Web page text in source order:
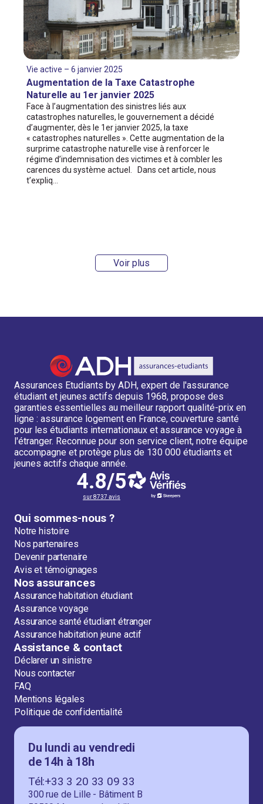
Vie active – 6 janvier 2025
Augmentation de la Taxe Catastrophe
Naturelle au 1er janvier 2025
Face à l’augmentation des sinistres liés aux
catastrophes naturelles, le gouvernement a décidé
d’augmenter, dès le 1er janvier 2025, la taxe
« catastrophes naturelles ». Cette augmentation de la
surprime catastrophe naturelle vise à renforcer le
régime d’indemnisation des victimes et à combler les
carences du système actuel. Dans cet article, nous
t’expliq…
Voir plus
Assurances Etudiants by ADH, expert de l'assurance
étudiant et jeunes actifs depuis 1968, propose des
garanties essentielles au meilleur rapport qualité-prix en
ligne : assurance logement en France, couverture santé
pour les étudiants internationaux et assurance voyage à
l'étranger. Reconnue pour son service client, notre équipe
accompagne et protège plus de 130 000 étudiants et
jeunes actifs chaque année.
4.8/5
sur 8737 avis
Qui sommes-nous ?
Notre histoire
Nos partenaires
Devenir partenaire
Avis et témoignages
Nos assurances
Assurance habitation étudiant
Assurance voyage
Assurance santé étudiant étranger
Assurance habitation jeune actif
Assistance & contact
Déclarer un sinistre
Nous contacter
FAQ
Mentions légales
Politique de confidentialité
Du lundi au vendredi
de 14h à 18h
Tél:+33 3 20 33 09 33
300 rue de Lille - Bâtiment B